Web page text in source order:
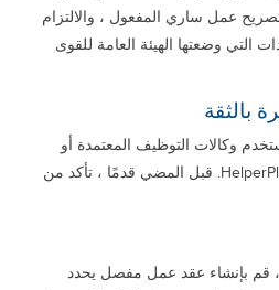
عمل ساري المفعول ، والالتزام
التي وضعتها الهيئة العامة للقوى
وكالات التوظيف المعتمدة أو
الدلائل عبر الإنترنت مثل HelperPlace. قبل المضي قدمًا ، تأكد من
قم بإنشاء عقد عمل مفصل يحدد